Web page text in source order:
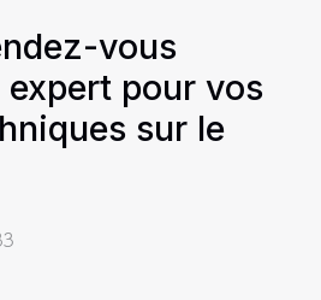
vous
expert pour vos
sur le